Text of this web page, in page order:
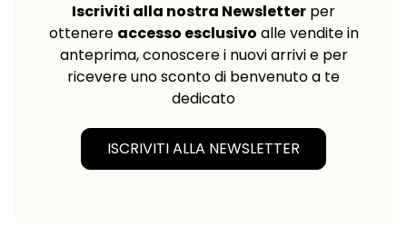
Iscriviti alla nostra Newsletter per
ottenere accesso esclusivo alle vendite in
anteprima, conoscere i nuovi arrivi e per
ricevere uno sconto di benvenuto a te
dedicato
ISCRIVITI ALLA NEWSLETTER